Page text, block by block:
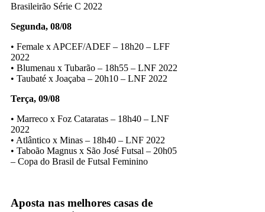
Brasileirão Série C 2022
Segunda, 08/08
• Female x APCEF/ADEF – 18h20 – LFF
2022
• Blumenau x Tubarão – 18h55 – LNF 2022
• Taubaté x Joaçaba – 20h10 – LNF 2022
Terça, 09/08
• Marreco x Foz Cataratas – 18h40 – LNF
2022
• Atlântico x Minas – 18h40 – LNF 2022
• Taboão Magnus x São José Futsal – 20h05
– Copa do Brasil de Futsal Feminino
Aposta nas melhores casas de